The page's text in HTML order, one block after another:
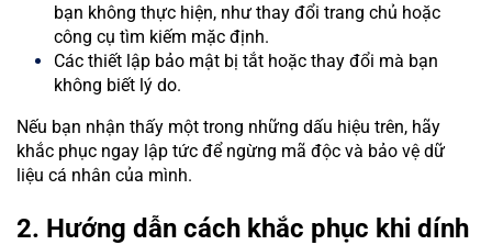
bạn không thực hiện, như thay đổi trang chủ hoặc
công cụ tìm kiếm mặc định.
Các thiết lập bảo mật bị tắt hoặc thay đổi mà bạn
không biết lý do.
Nếu bạn nhận thấy một trong những dấu hiệu trên, hãy
khắc phục ngay lập tức để ngừng mã độc và bảo vệ dữ
liệu cá nhân của mình.
2. Hướng dẫn cách khắc phục khi dính